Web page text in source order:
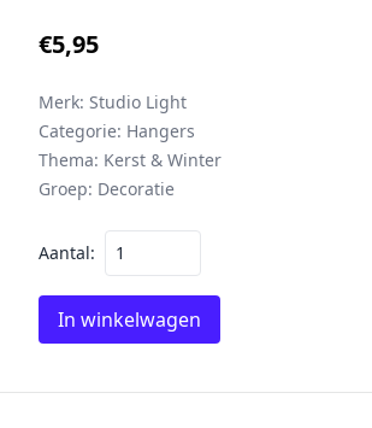
€5,95
Merk: Studio Light
Categorie: Hangers
Thema: Kerst & Winter
Groep: Decoratie
Aantal:
In winkelwagen